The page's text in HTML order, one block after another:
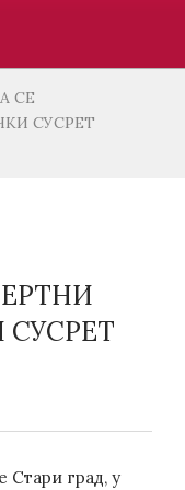
СЕ
СУСРЕТ
СУСРЕТ
Стари град, у